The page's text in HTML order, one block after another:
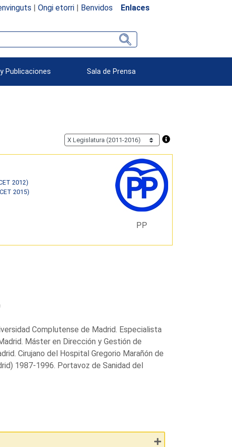
| Ongi etorri| Benvidos Enlaces
Publicaciones Sala de Prensa
2012)
2015)
PP
Complutense de Madrid. Especialista
Máster en Dirección y Gestión de
Cirujano del Hospital Gregorio Marañón de
1987-1996. Portavoz de Sanidad del